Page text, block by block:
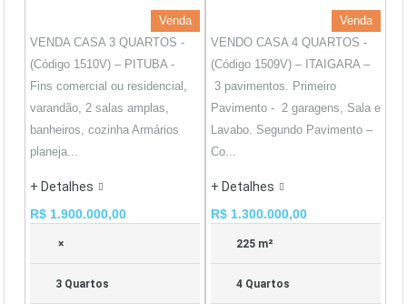
Venda
VENDA CASA 3 QUARTOS -
(Código 1510V) – PITUBA -
Fins comercial ou residencial,
varandão, 2 salas amplas,
banheiros, cozinha Armários
planeja...
+ Detalhes
R$ 1.900.000,00
×
3 Quartos
Venda
VENDO CASA 4 QUARTOS -
(Código 1509V) – ITAIGARA –
3 pavimentos. Primeiro
Pavimento - 2 garagens, Sala e
Lavabo. Segundo Pavimento –
Co...
+ Detalhes
R$ 1.300.000,00
225 m²
4 Quartos